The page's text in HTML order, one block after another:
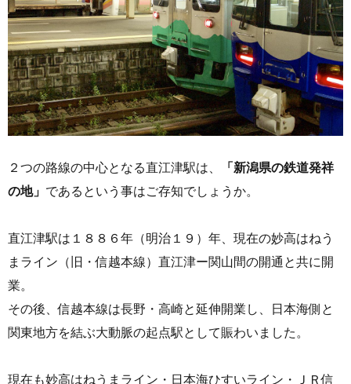
２つの路線の中心となる直江津駅は、
「新潟県の鉄道発祥
の地」 であるという事はご存知でしょうか。
直江津駅は１８８６年（明治１９）年、現在の妙高はねう
まライン（旧・信越本線）直江津ー関山間の開通と共に開
業。
その後、信越本線は長野・高崎と延伸開業し、日本海側と
関東地方を結ぶ大動脈の起点駅として賑わいました。
現在も妙高はねうまライン・日本海ひすいライン・ＪＲ信